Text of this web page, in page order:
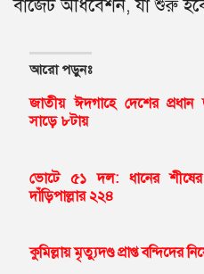
বাজেট অধিবেশন, যা শুরু
আরো পড়ুনঃ
জাতীয় ঈদগাহে দেশের
সাড়ে ৮টায়
ভোটে ৫১ দল: ধানের শীষের
দাঁড়িপাল্লার ২২৪
কুমিল্লায় মৃত্যুদণ্ড প্রাপ্ত বন্দিদের